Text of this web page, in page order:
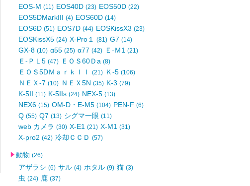
EOS-M (11) EOS40D (23) EOS50D (22)
EOS5DMarkIII (4) EOS60D (14)
EOS6D (51) EOS7D (44) EOSKissX3 (23)
EOSKissX5 (24) X-Pro１ (81) G7 (14)
GX-8 (10) α55 (25) α77 (42) Ｅ-Ｍ1 (21)
Ｅ-ＰＬ5 (47) ＥＯＳ60Ｄa (8)
ＥＯＳ5DＭａｒｋＩＩ (21) Ｋ-5 (106)
ＮＥＸ-7 (10) ＮＥＸ5N (35) K-3 (79)
K-5II (11) K-5IIs (24) NEX-5 (13)
NEX6 (15) OM-D・E-M5 (104) PEN-F (6)
Q (55) Q7 (13) シグマ一眼 (11)
web カメラ (30) X-E1 (21) X-M1 (31)
X-pro2 (42) 冷却ＣＣＤ (57)
動物 (26)
アザラシ (6) サル (4) ホタル (9) 猫 (3)
虫 (24) 鹿 (37)